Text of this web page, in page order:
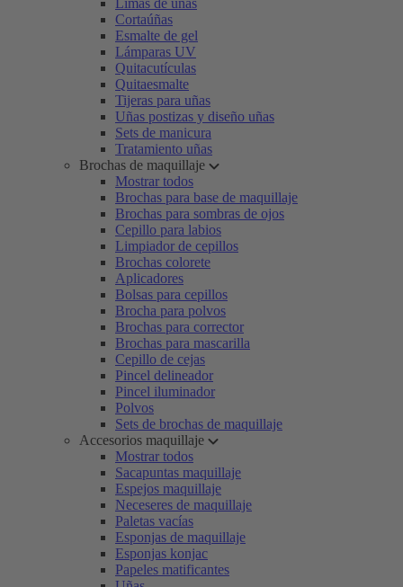
Limas de uñas
Cortaúñas
Esmalte de gel
Lámparas UV
Quitacutículas
Quitaesmalte
Tijeras para uñas
Uñas postizas y diseño uñas
Sets de manicura
Tratamiento uñas
Brochas de maquillaje
Mostrar todos
Brochas para base de maquillaje
Brochas para sombras de ojos
Cepillo para labios
Limpiador de cepillos
Brochas colorete
Aplicadores
Bolsas para cepillos
Brocha para polvos
Brochas para corrector
Brochas para mascarilla
Cepillo de cejas
Pincel delineador
Pincel iluminador
Polvos
Sets de brochas de maquillaje
Accesorios maquillaje
Mostrar todos
Sacapuntas maquillaje
Espejos maquillaje
Neceseres de maquillaje
Paletas vacías
Esponjas de maquillaje
Esponjas konjac
Papeles matificantes